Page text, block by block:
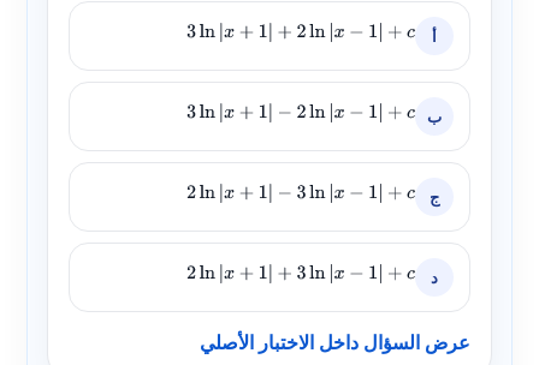
أ 3 ln|x +1 |+ 2ln x− 1| +c
ب 3 ln|x +1 |− 2ln x− 1| +c
ج 2 ln|x +1 |− 3ln x− 1| +c
د 2 ln|x +1 |+ 3ln x− 1| +c
عرض السؤال داخل الاختبار الأصلي